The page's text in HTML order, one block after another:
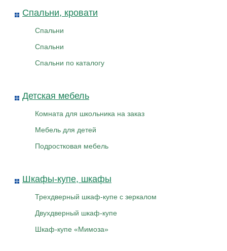
Спальни, кровати
Спальни
Спальни
Спальни по каталогу
Детская мебель
Комната для школьника на заказ
Мебель для детей
Подростковая мебель
Шкафы-купе, шкафы
Трехдверный шкаф-купе с зеркалом
Двухдверный шкаф-купе
Шкаф-купе «Мимоза»